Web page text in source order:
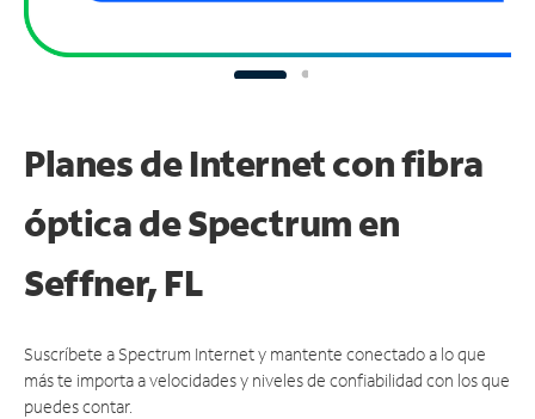
Planes de Internet con fibra
óptica de Spectrum en
Seffner, FL
Suscríbete a Spectrum Internet y mantente conectado a lo que
más te importa a velocidades y niveles de confiabilidad con los que
puedes contar.